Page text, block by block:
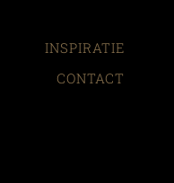
INSPIRATIE
CONTACT